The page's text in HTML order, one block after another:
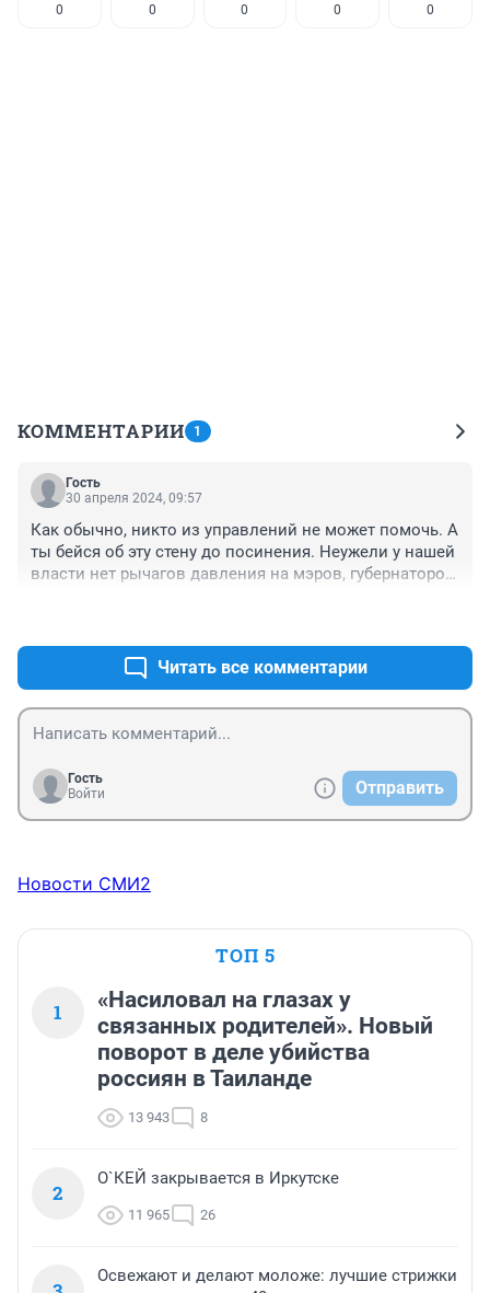
0 0 0 0 0
КОММЕНТАРИИ 1
Гость
30 апреля 2024, 09:57
Как обычно, никто из управлений не может помочь. А
ты бейся об эту стену до посинения. Неужели у нашей
власти нет рычагов давления на мэров, губернаторов
Читать все комментарии
Гость
Войти
Отправить
Новости СМИ2
ТОП 5
1
«Насиловал на глазах у
связанных родителей». Новый
поворот в деле убийства
россиян в Таиланде
13 943 8
2
О`КЕЙ закрывается в Иркутске
11 965 26
Освежают и делают моложе: лучшие стрижки